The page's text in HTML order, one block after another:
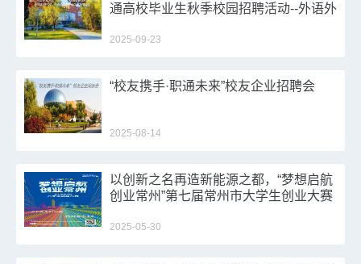
通高校毕业生秋季校园招聘活动--外语外
2025-09-23
“校友携手·职通未来”校友企业招聘会
2025-08-14
以创新之名再造新能源之都，“梦想启航
创业常州”第七届常州市大学生创业大赛
2025-05-30